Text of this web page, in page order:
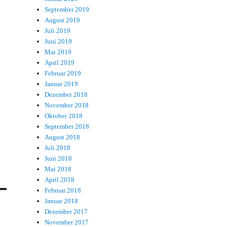
September 2019
August 2019
Juli 2019
Juni 2019
Mai 2019
April 2019
Februar 2019
Januar 2019
Dezember 2018
November 2018
Oktober 2018
September 2018
August 2018
Juli 2018
Juni 2018
Mai 2018
April 2018
Februar 2018
Januar 2018
Dezember 2017
November 2017